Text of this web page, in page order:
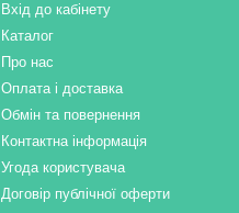
Вхід до кабінету
Каталог
Про нас
Оплата і доставка
Обмін та повернення
Контактна інформація
Угода користувача
Договір публічної оферти